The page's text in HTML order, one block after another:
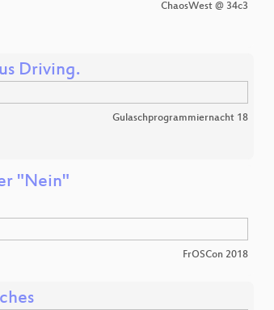
ChaosWest @ 34c3
Driving.
Gulaschprogrammiernacht 18
"Nein"
FrOSCon 2018